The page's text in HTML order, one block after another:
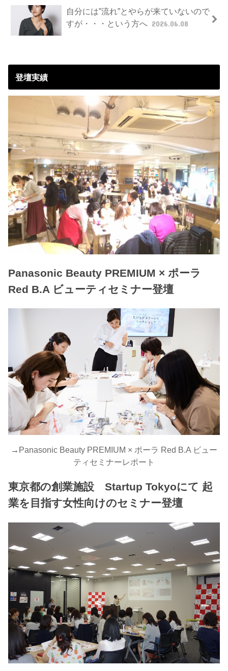
自分には”流れ”とやらが来ていないので
すが・・・という方へ 2026.06.08
登壇実績
Panasonic Beauty PREMIUM × ポーラ
Red B.A ビューティセミナー登壇
→ Panasonic Beauty PREMIUM × ポーラ Red B.A ビュー
ティセミナーレポート
東京都の創業施設 Startup Tokyoにて 起
業を目指す女性向けのセミナー登壇